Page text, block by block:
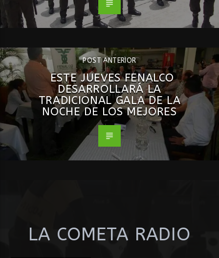
POST ANTERIOR
ESTE JUEVES FENALCO
DESARROLLARÁ LA
TRADICIONAL GALA DE LA
NOCHE DE LOS MEJORES
LA COMETA RADIO